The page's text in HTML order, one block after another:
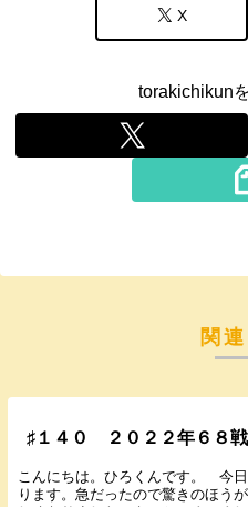
X
torakichikun
関
♯１４０ ２０２２年６８
こんにちは。ひろくんです。 今
ります。急だったので驚きのほう